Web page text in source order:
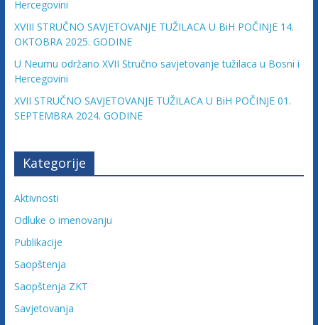
c
i
j
B
i
H
U
r
Hercegovini
XVIII STRUČNO SAVJETOVANJE TUŽILACA U BiH POČINJE 14.
OKTOBRA 2025. GODINE
U Neumu održano XVII Stručno savjetovanje tužilaca u Bosni i
Hercegovini
XVII STRUČNO SAVJETOVANJE TUŽILACA U BiH POČINJE 01.
SEPTEMBRA 2024. GODINE
Kategorije
Aktivnosti
Odluke o imenovanju
Publikacije
Saopštenja
Saopštenja ZKT
Savjetovanja